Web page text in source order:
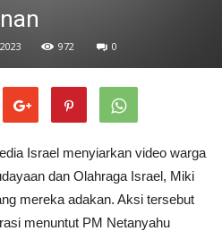
972 0
Israel menyiarkan video warga
dan Olahraga Israel, Miki
mereka adakan. Aksi tersebut
menuntut PM Netanyahu